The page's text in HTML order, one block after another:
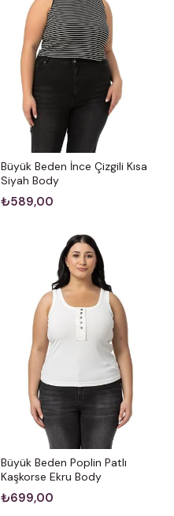
Büyük Beden İnce Çizgili Kısa
Siyah Body
₺589,00
Büyük Beden Poplin Patlı
Kaşkorse Ekru Body
₺699,00